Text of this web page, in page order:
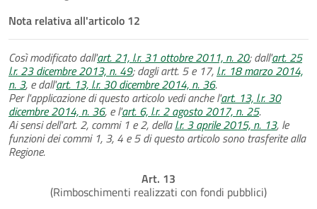
Nota relativa all'articolo 12
Così modificato dall'art. 21, l.r. 31 ottobre 2011, n. 20; dall'art. 25
l.r. 23 dicembre 2013, n. 49; dagli artt. 5 e 17, l.r. 18 marzo 2014,
n. 3, e dall'art. 13, l.r. 30 dicembre 2014, n. 36.
Per l'applicazione di questo articolo vedi anche l'art. 13, l.r. 30
dicembre 2014, n. 36, e l'art. 6, l.r. 2 agosto 2017, n. 25.
Ai sensi dell'art. 2, commi 1 e 2, dellal.r. 3 aprile 2015, n. 13, le
funzioni dei commi 1, 3, 4 e 5 di questo articolo sono trasferite alla
Regione.
Art. 13
(Rimboschimenti realizzati con fondi pubblici)